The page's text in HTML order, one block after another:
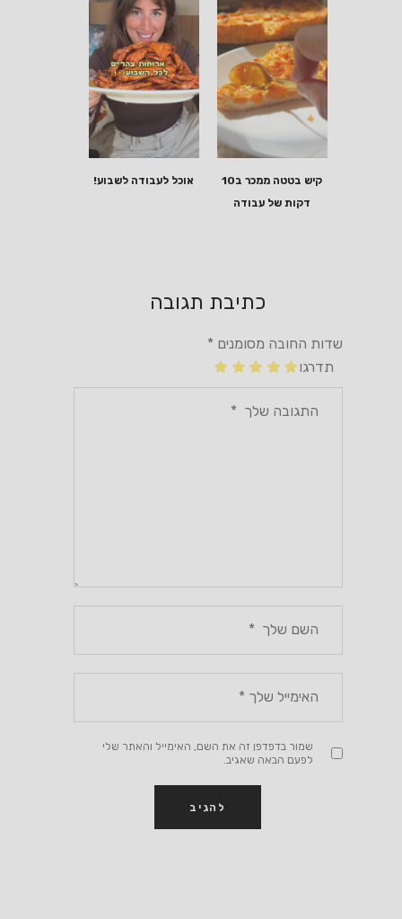
אוכל לעבודה לשבוע!
קיש בטטה ממכר ב10
דקות של עבודה
כתיבת תגובה
שדות החובה מסומנים *
תדרגו
שמור בדפדפן זה את השם, האימייל והאתר שלי
לפעם הבאה שאגיב.